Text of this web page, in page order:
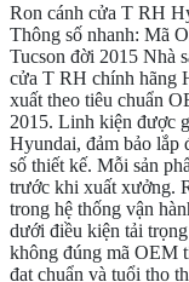
Ron cánh cửa T RH
Thông số nhanh: Mã
Tucson đời 2015 Nhà
cửa T RH chính hãng
xuất theo tiêu chuẩn
2015. Linh kiện được
Hyundai, đảm bảo lắp
số thiết kế. Mỗi sản
trước khi xuất xưởng.
trong hệ thống vận
dưới điều kiện tải
không đúng mã OEM
đạt chuẩn và tuổi thọ